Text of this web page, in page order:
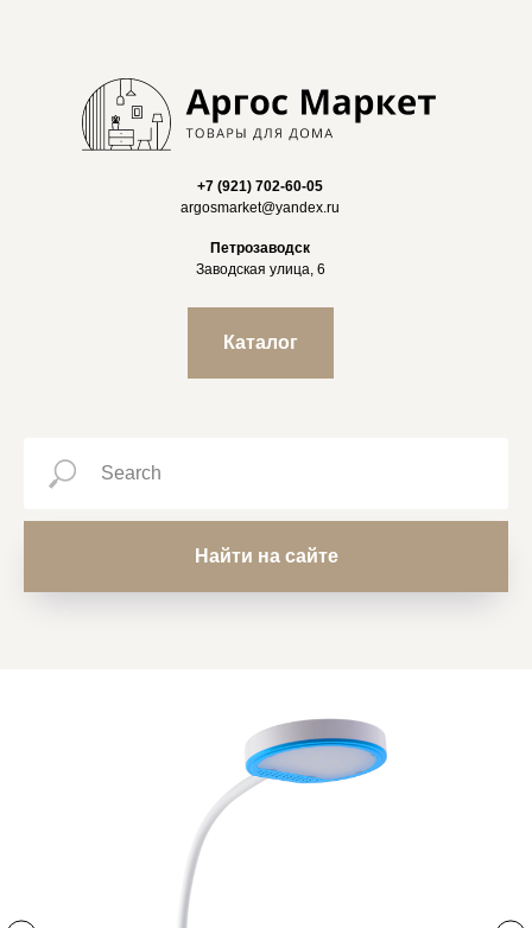
+7 (921) 702-60-05
argosmarket@yandex.ru
Петрозаводск
Заводская улица, 6
Каталог
Найти на сайте